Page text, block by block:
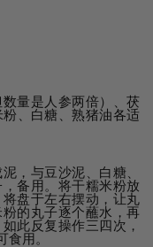
量是人参两倍）、茯
、白糖、熟猪油各适
，与豆沙泥、白糖、
备用。将干糯米粉放
盘于左右摆动，让丸
的丸子逐个蘸水，再
此反复操作三四次，
用。